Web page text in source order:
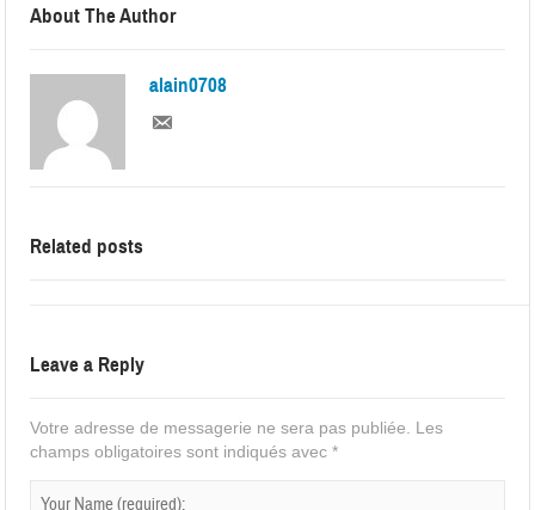
About The Author
alain0708
Related posts
Leave a Reply
Votre adresse de messagerie ne sera pas publiée.
Les
champs obligatoires sont indiqués avec*